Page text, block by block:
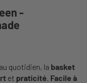
-
quotidien, la basket
et praticité. Facile à